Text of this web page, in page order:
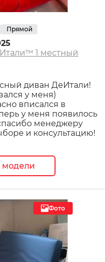
Прямой
1 местный
диван ДеИтали!
у меня)
вписался в
у меня появилось
менеджеру
и консультацию!
модели
Фото